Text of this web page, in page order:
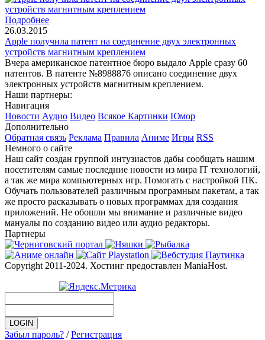
Подробнее
26.03.2015
Apple получила патент на соединение двух электронных
устройств магнитным креплением
Вчера американское патентное бюро выдало Apple сразу 60
патентов. В патенте №8988876 описано соединение двух
электронных устройств магнитным креплением.
Наши партнеры:
Навигация
Новости Аудио Видео Всякое Картинки Юмор
Дополнительно
Обратная связь Реклама Правила Аниме Игры RSS
Немного о сайте
Наш сайт создан группой интузиастов дабы сообщать нашим
посетителям самые последние новости из мира IT технологий,
а так же мира компьютерных игр. Помогать с настройкой ПК.
Обучать пользователей различным програмным пакетам, а так
же просто расказывать о новых программах для создания
приложений. Не обошли мы внимание и различные видео
мануалы по созданию видео или аудио редакторы.
Партнеры
Copyright 2011-2024. Хостинг предоставлен ManiaHost.
Забыл пароль? /Регистрация